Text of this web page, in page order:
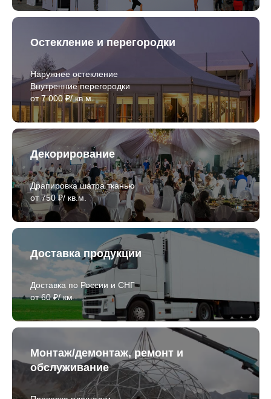
Остекление и перегородки
Наружнее остекление
Внутренние перегородки
от 7 000 ₽/ кв.м.
Декорирование
Драпировка шатра тканью
от 750 ₽/ кв.м.
Доставка продукции
Доставка по России и СНГ
от 60 ₽/ км
Монтаж/демонтаж, ремонт и
обслуживание